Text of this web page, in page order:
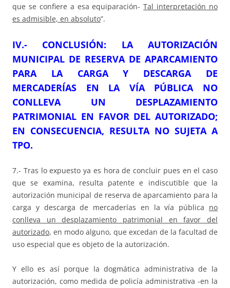
que se confiere a esa equiparación-Tal interpretación no
es admisible, en absoluto”.
IV.- CONCLUSIÓN: LA AUTORIZACIÓN
MUNICIPAL DE RESERVA DE APARCAMIENTO
PARA LA CARGA Y DESCARGA DE
MERCADERÍAS EN LA VÍA PÚBLICA NO
CONLLEVA UN DESPLAZAMIENTO
PATRIMONIAL EN FAVOR DEL AUTORIZADO;
EN CONSECUENCIA, RESULTA NO SUJETA A
TPO.
7.- Tras lo expuesto ya es hora de concluir pues en el caso
que se examina, resulta patente e indiscutible que la
autorización municipal de reserva de aparcamiento para la
carga y descarga de mercaderías en la vía pública no
conlleva un desplazamiento patrimonial en favor del
autorizado, en modo alguno, que excedan de la facultad de
uso especial que es objeto de la autorización.
Y ello es así porque la dogmática administrativa de la
autorización, como medida de policía administrativa -en la